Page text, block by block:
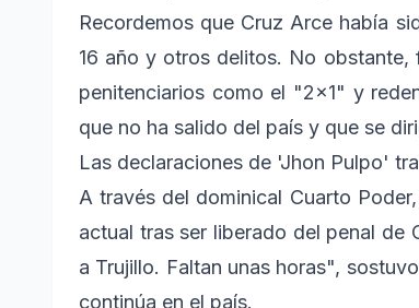
Recordemos que Cruz Arce había
16 año y otros delitos. No
penitenciarios como el "2x1" y
que no ha salido del país y que se
Las declaraciones de 'Jhon Pulpo'
A través del dominical Cuarto
actual tras ser liberado del penal de
a Trujillo. Faltan unas horas",
continúa en el país.